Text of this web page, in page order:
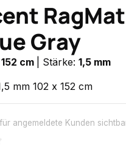
Gray
cm Stärke: 1,5 mm
mm 102 x 152 cm
angemeldete Kunden
Bewertung von 0 von